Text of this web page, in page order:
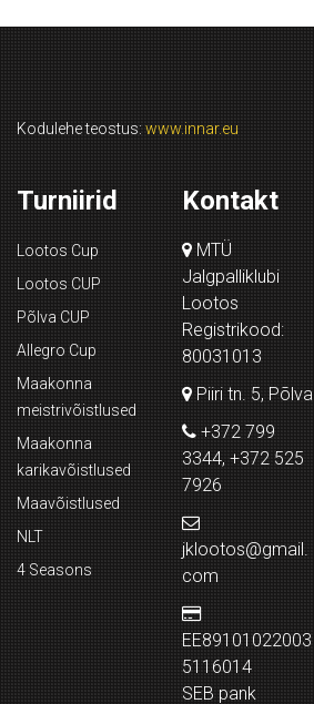
Kodulehe teostus: www.innar.eu
Turniirid
Lootos Cup
Lootos CUP
Põlva CUP
Allegro Cup
Maakonna
meistrivõistlused
Maakonna
karikavõistlused
Maavõistlused
NLT
4 Seasons
Kontakt
MTÜ
Jalgpalliklubi
Lootos
Registrikood:
80031013
Piiri tn. 5, Põlva
+372 799
3344, +372 525
7926
jklootos@gmail.
com
EE89101022003
5116014
SEB pank